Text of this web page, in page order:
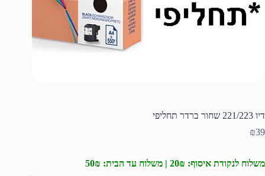
דיו 221/223 שחור ברדר תחליפי
₪39
משלוח לנקודת איסוף: 20₪ | משלוח עד הבית: 50₪